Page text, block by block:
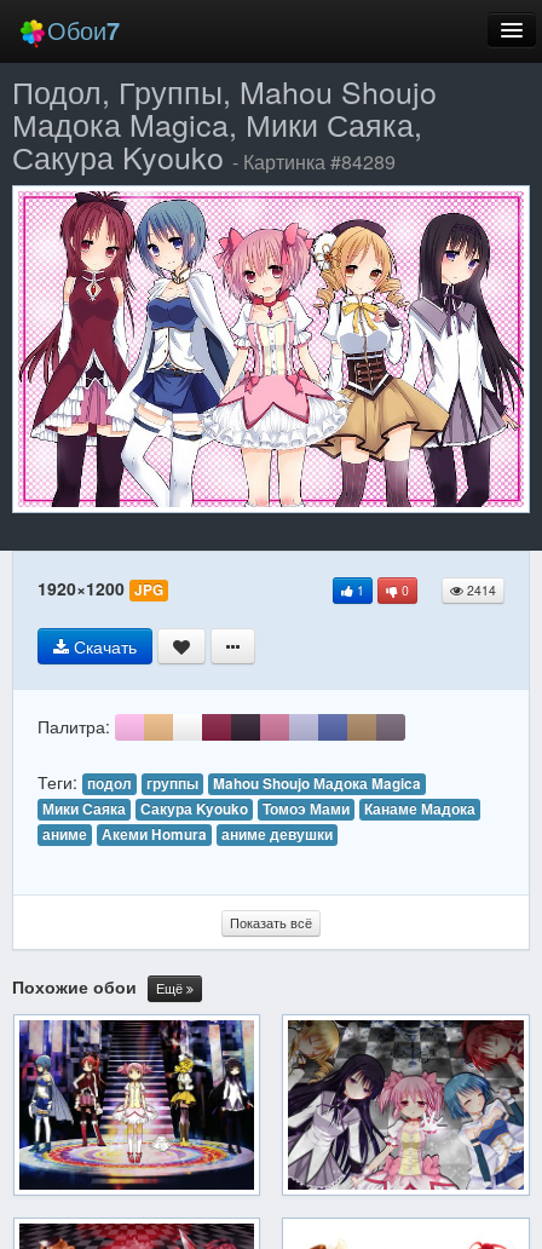
Обои7
Новые
Лучшие
Случайные
Заставки
Еще
Вход
Подол, Группы, Mahou Shoujo
Мадока Magica, Мики Саяка,
Сакура Kyouko- Картинка #84289
1920×1200 JPG 1 0 2414
Скачать
Палитра:
Теги: подол группы
Mahou Shoujo Мадока Magica
Мики Саяка
Сакура Kyouko Томоэ Мами
Канаме Мадока
аниме
Акеми Homura аниме девушки
Показать всё
Похожие обои Ещё